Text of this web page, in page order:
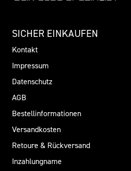
SICHER EINKAUFEN
Kontakt
Impressum
Datenschutz
AGB
Bestellinformationen
Versandkosten
Retoure & Rückversand
Inzahlungname